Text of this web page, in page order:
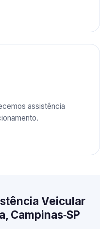
assistência
Veicular
Campinas‑SP